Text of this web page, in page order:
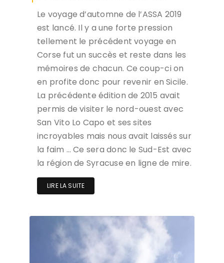
Le voyage d’automne de l’ASSA 2019
est lancé. Il y a une forte pression
tellement le précédent voyage en
Corse fut un succès et reste dans les
mémoires de chacun. Ce coup-ci on
en profite donc pour revenir en Sicile.
La précédente édition de 2015 avait
permis de visiter le nord-ouest avec
San Vito Lo Capo et ses sites
incroyables mais nous avait laissés sur
la faim … Ce sera donc le Sud-Est avec
la région de Syracuse en ligne de mire.
LIRE LA SUITE